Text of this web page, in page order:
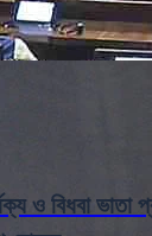
ও বিধবা ভাতা